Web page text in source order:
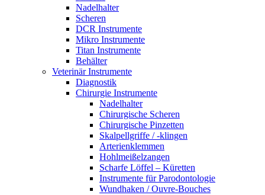
Nadelhalter
Scheren
DCR Instrumente
Mikro Instrumente
Titan Instrumente
Behälter
Veterinär Instrumente
Diagnostik
Chirurgie Instrumente
Nadelhalter
Chirurgische Scheren
Chirurgische Pinzetten
Skalpellgriffe / -klingen
Arterienklemmen
Hohlmeißelzangen
Scharfe Löffel – Küretten
Instrumente für Parodontologie
Wundhaken / Ouvre-Bouches